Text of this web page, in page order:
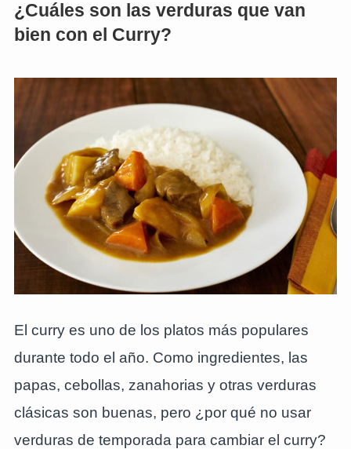
¿Cuáles son las verduras que van
bien con el Curry?
El curry es uno de los platos más populares
durante todo el año. Como ingredientes, las
papas, cebollas, zanahorias y otras verduras
clásicas son buenas, pero ¿por qué no usar
verduras de temporada para cambiar el curry?